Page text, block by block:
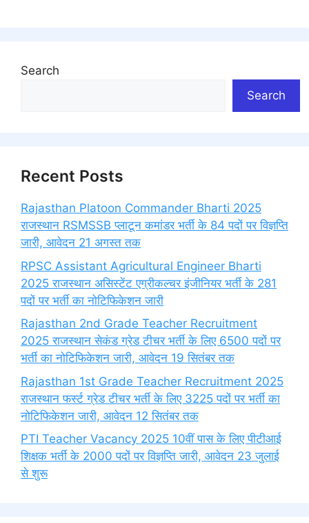
Search
Search
Recent Posts
Rajasthan Platoon Commander Bharti 2025
राजस्थान RSMSSB प्लाटून कमांडर भर्ती के 84 पदों पर विज्ञप्ति
जारी, आवेदन 21 अगस्त तक
RPSC Assistant Agricultural Engineer Bharti
2025 राजस्थान असिस्टेंट एग्रीकल्चर इंजीनियर भर्ती के 281
पदों पर भर्ती का नोटिफिकेशन जारी
Rajasthan 2nd Grade Teacher Recruitment
2025 राजस्थान सेकंड ग्रेड टीचर भर्ती के लिए 6500 पदों पर
भर्ती का नोटिफिकेशन जारी, आवेदन 19 सितंबर तक
Rajasthan 1st Grade Teacher Recruitment 2025
राजस्थान फर्स्ट ग्रेड टीचर भर्ती के लिए 3225 पदों पर भर्ती का
नोटिफिकेशन जारी, आवेदन 12 सितंबर तक
PTI Teacher Vacancy 2025 10वीं पास के लिए पीटीआई
शिक्षक भर्ती के 2000 पदों पर विज्ञप्ति जारी, आवेदन 23 जुलाई
से शुरू